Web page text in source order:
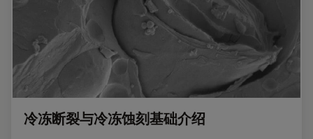
冷冻断裂与冷冻蚀刻基础介绍